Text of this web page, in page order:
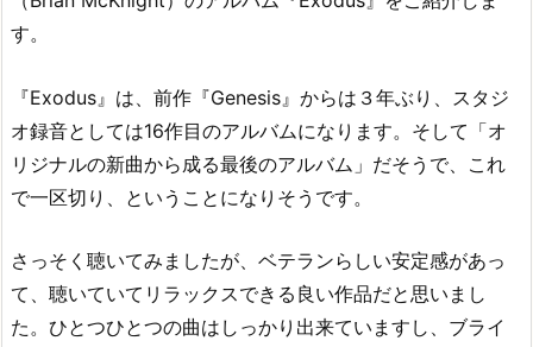
す。
『Exodus』は、前作『Genesis』からは３年ぶり、スタジ
オ録音としては16作目のアルバムになります。そして「オ
リジナルの新曲から成る最後のアルバム」だそうで、これ
で一区切り、ということになりそうです。
さっそく聴いてみましたが、ベテランらしい安定感があっ
て、聴いていてリラックスできる良い作品だと思いまし
た。ひとつひとつの曲はしっかり出来ていますし、ブライ